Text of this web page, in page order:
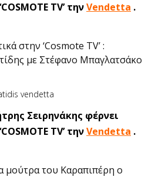
TV’ τηνVendetta .
στην ‘Cosmote TV’ :
με Στέφανο Μπαγλατσάκο
Σειρηνάκης φέρνει
TV’ τηνVendetta .
μούτρα του Καραπιπέρη ο